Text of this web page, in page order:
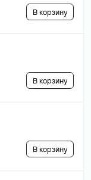
В корзину
В корзину
В корзину